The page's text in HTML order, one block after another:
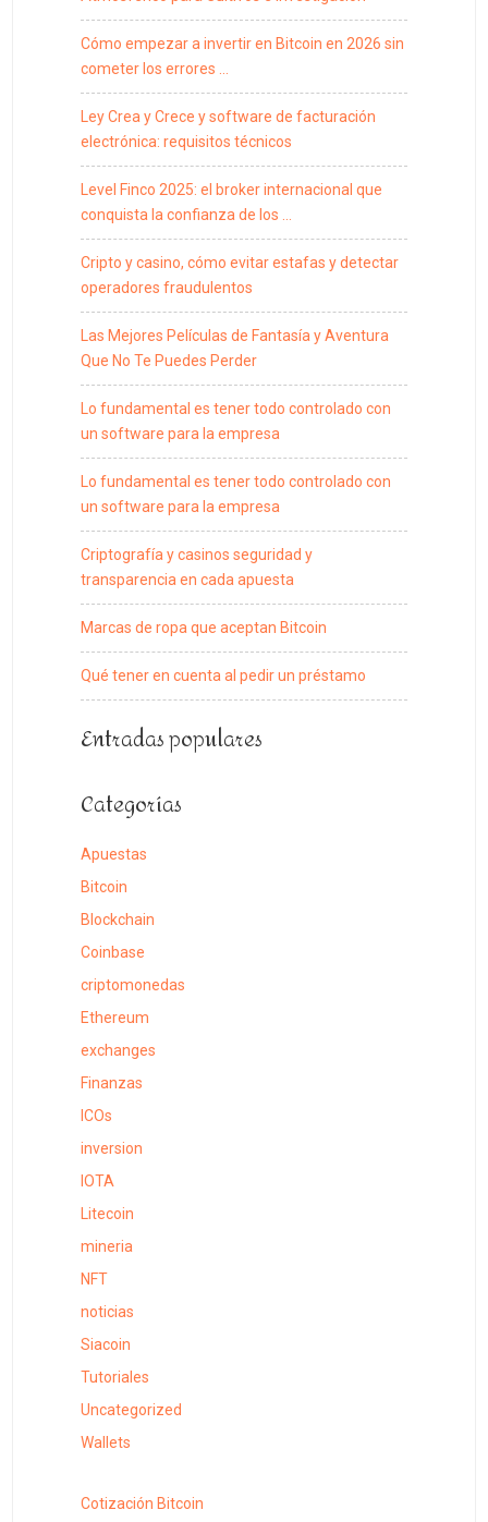
Cómo empezar a invertir en Bitcoin en 2026 sin
cometer los errores …
Ley Crea y Crece y software de facturación
electrónica: requisitos técnicos
Level Finco 2025: el broker internacional que
conquista la confianza de los …
Cripto y casino, cómo evitar estafas y detectar
operadores fraudulentos
Las Mejores Películas de Fantasía y Aventura
Que No Te Puedes Perder
Lo fundamental es tener todo controlado con
un software para la empresa
Lo fundamental es tener todo controlado con
un software para la empresa
Criptografía y casinos seguridad y
transparencia en cada apuesta
Marcas de ropa que aceptan Bitcoin
Qué tener en cuenta al pedir un préstamo
Entradas populares
Categorías
Apuestas
Bitcoin
Blockchain
Coinbase
criptomonedas
Ethereum
exchanges
Finanzas
ICOs
inversion
IOTA
Litecoin
mineria
NFT
noticias
Siacoin
Tutoriales
Uncategorized
Wallets
Cotización Bitcoin